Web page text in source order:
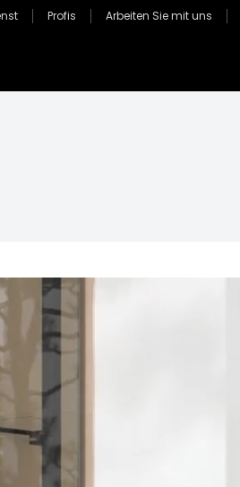
Profis Arbeiten Sie mit uns